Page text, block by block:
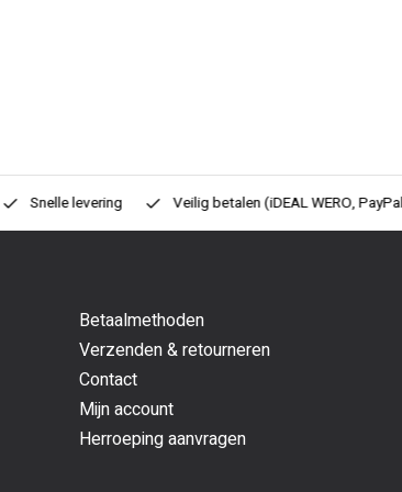
Snelle levering Veilig betalen (iDEAL WERO, PayPal,
Betaalmethoden
Verzenden & retourneren
Contact
Mijn account
Herroeping aanvragen